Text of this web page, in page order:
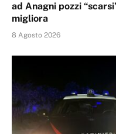
ad Anagni pozzi
migliora
8 Agosto 2026